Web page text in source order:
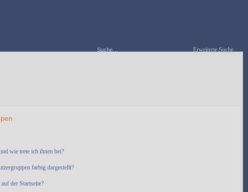
Erweiterte Suche
wie trete ich ihnen bei?
farbig dargestellt?
der Startseite?